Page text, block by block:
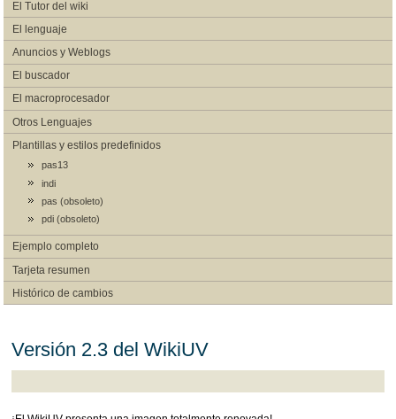
El Tutor del wiki
El lenguaje
Anuncios y Weblogs
El buscador
El macroprocesador
Otros Lenguajes
Plantillas y estilos predefinidos
pas13
indi
pas (obsoleto)
pdi (obsoleto)
Ejemplo completo
Tarjeta resumen
Histórico de cambios
Versión 2.3 del WikiUV